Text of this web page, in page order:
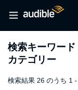
検索キーワー
カテゴリー
検索結果 26 のうち 1